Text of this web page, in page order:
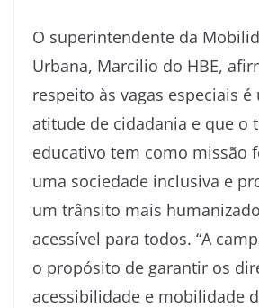
O superintendente da
Urbana, Marcilio do HBE,
respeito às vagas especiais é
atitude de cidadania e que o
educativo tem como missão
uma sociedade inclusiva e
um trânsito mais
acessível para todos. “A
o propósito de garantir os
acessibilidade e mobilidade